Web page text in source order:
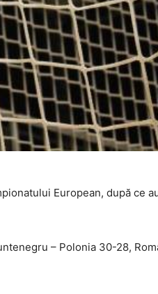
European, după ce
– Polonia 30-28,